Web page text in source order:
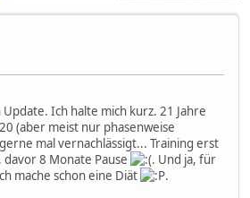
Ich halte mich kurz. 21 Jahre
(aber meist nur phasenweise
mal vernachlässigt... Training erst
8 Monate Pause
. Und ja, für
mache schon eine Diät
.